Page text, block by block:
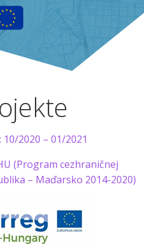
: 10/2020 – 01/2021
(Program cezhraničnej
– Maďarsko 2014-2020)